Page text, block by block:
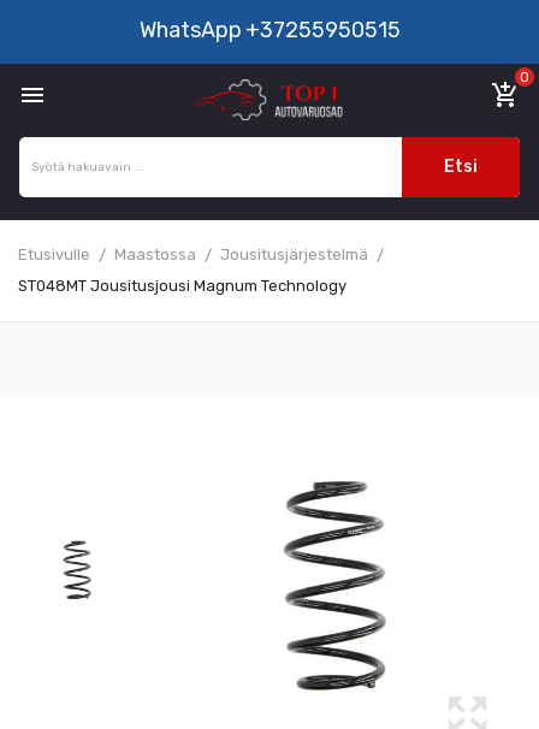
WhatsApp +37255950515
 add_shopping_cart
0
Etsi
Etusivulle Maastossa
Jousitusjärjestelmä
ST048MT Jousitusjousi Magnum Technology